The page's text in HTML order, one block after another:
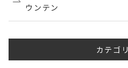
ウンテン
カテゴリ